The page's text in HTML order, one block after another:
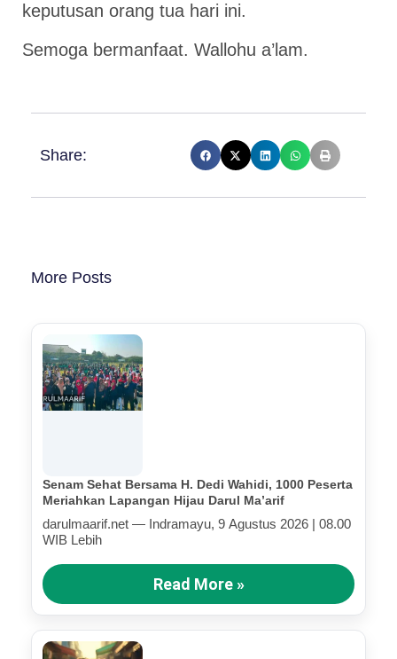
keputusan orang tua hari ini.
Semoga bermanfaat. Wallohu a’lam.
Share:
More Posts
Senam Sehat Bersama H. Dedi Wahidi, 1000 Peserta
Meriahkan Lapangan Hijau Darul Ma’arif
darulmaarif.net — Indramayu, 9 Agustus 2026 | 08.00
WIB Lebih
Read More »